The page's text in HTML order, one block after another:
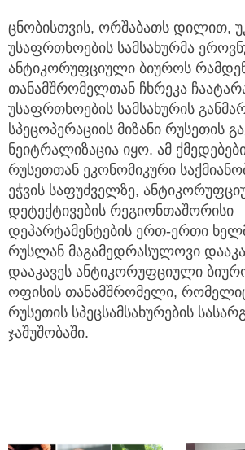
ცნობისთვის, ორშაბათს დილით,
უსაფრთხოების სამსახურმა
ანტიკორუფციული ბიუროს
თანამშრომელთან ჩხრეკა
უსაფრთხოების სამსახურის
სპეცოპერაციის მიზანი რუსეთის
ნეიტრალიზაცია იყო. ამ
რუსეთთან ეკონომიკური
ეჭვის საფუძველზე,
დეტექტივების რეგიონთაშორისი
დეპარტამენტების ერთ-ერთი
რუსლან მაგამედრასულოვი
დააკავეს ანტიკორუფციული
ოფისის თანამშრომელი,
რუსეთის სპეცსამსახურების
ჯაშუშობაში.